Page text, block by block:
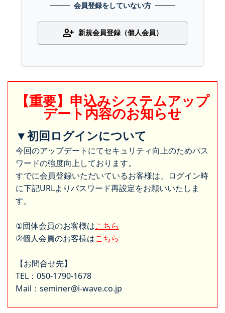
会員登録をしていない方
person_add 新規会員登録（個人会員）
【重要】申込みシステムアップ
デート内容のお知らせ
▼初回ログインについて
今回のアップデートにてセキュリティ向上のためパス
ワードの強度向上しております。
すでに会員登録いただいているお客様は、ログイン時
に下記URLよりパスワード再設定をお願いいたしま
す。
①団体会員のお客様はこちら
②個人会員のお客様はこちら
【お問合せ先】
TEL：050-1790-1678
Mail：seminer@i-wave.co.jp